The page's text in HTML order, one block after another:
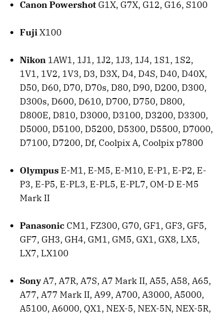
Canon Powershot G1X, G7X, G12, G16, S100
FujiX100
Nikon 1AW1, 1J1, 1J2, 1J3, 1J4, 1S1, 1S2,
1V1, 1V2, 1V3, D3, D3X, D4, D4S, D40, D40X,
D50, D60, D70, D70s, D80, D90, D200, D300,
D300s, D600, D610, D700, D750, D800,
D800E, D810, D3000, D3100, D3200, D3300,
D5000, D5100, D5200, D5300, D5500, D7000,
D7100, D7200, Df, Coolpix A, Coolpix p7800
Olympus E-M1, E-M5, E-M10, E-P1, E-P2, E-
P3, E-P5, E-PL3, E-PL5, E-PL7, OM-D E-M5
Mark II
Panasonic CM1, FZ300, G70, GF1, GF3, GF5,
GF7, GH3, GH4, GM1, GM5, GX1, GX8, LX5,
LX7, LX100
SonyA7, A7R, A7S, A7 Mark II, A55, A58, A65,
A77, A77 Mark II, A99, A700, A3000, A5000,
A5100, A6000, QX1, NEX-5, NEX-5N, NEX-5R,